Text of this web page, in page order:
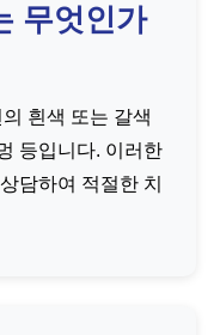
무엇인가
흰색 또는 갈색
등입니다. 이러한
담하여 적절한 치